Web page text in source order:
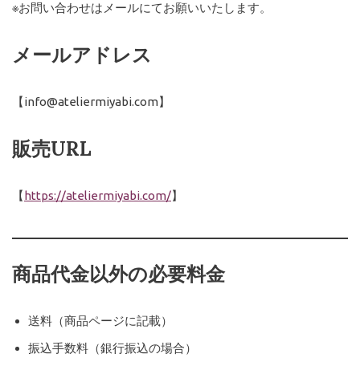
※お問い合わせはメールにてお願いいたします。
メールアドレス
【info@ateliermiyabi.com】
販売URL
【https://ateliermiyabi.com/】
商品代金以外の必要料金
送料（商品ページに記載）
振込手数料（銀行振込の場合）